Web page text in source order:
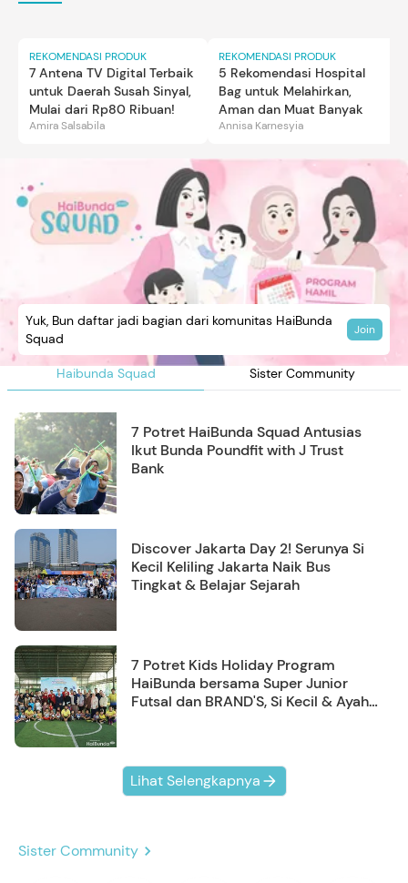
REKOMENDASI PRODUK
7 Antena TV Digital Terbaik
untuk Daerah Susah Sinyal,
Mulai dari Rp80 Ribuan!
Amira Salsabila
REKOMENDASI PRODUK
5 Rekomendasi Hospital
Bag untuk Melahirkan,
Aman dan Muat Banyak
Annisa Karnesyia
Haibunda Squad Sister Community
Yuk, Bun daftar jadi bagian dari komunitas HaiBunda
Squad
Join
7 Potret HaiBunda Squad Antusias
Ikut Bunda Poundfit with J Trust
Bank
Discover Jakarta Day 2! Serunya Si
Kecil Keliling Jakarta Naik Bus
Tingkat & Belajar Sejarah
7 Potret Kids Holiday Program
HaiBunda bersama Super Junior
Futsal dan BRAND'S, Si Kecil & Ayah
Lihat Selengkapnya
Sister Community